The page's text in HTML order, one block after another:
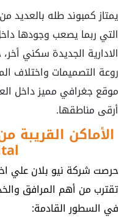
يمتاز كمبوند طله بالعديد
التي ربما يصعب وجودها
الادارية الجديدة سكني أخر،
روعة التصميمات واختلاف
موقع جغرافي مميز داخل
أرقى مناطقها.
الأماكن القريبة
حرصت شركة نيو بلان علي
تقترب من أهم المرافق
في السطور القادمة: